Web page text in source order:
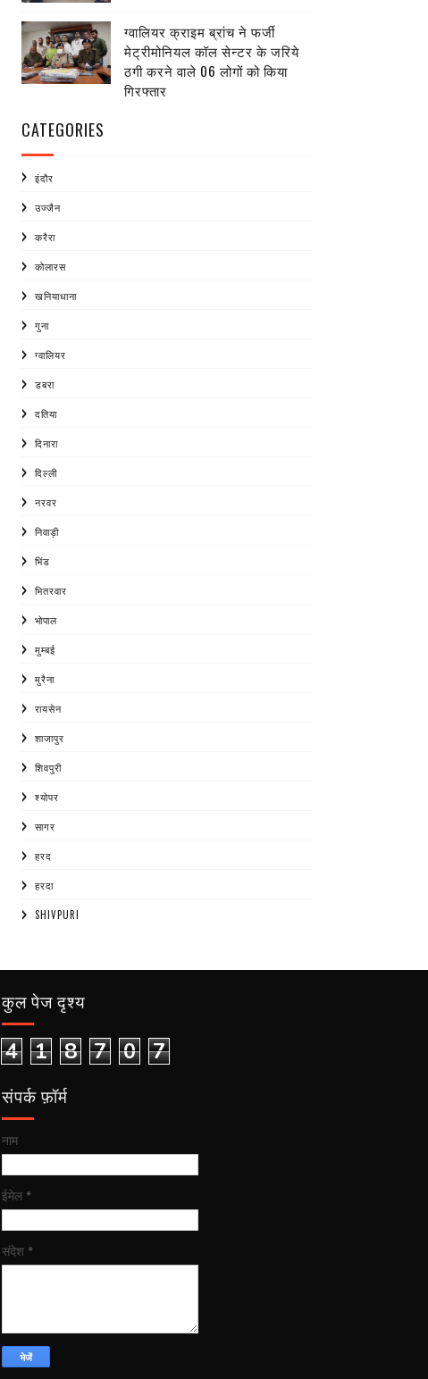
ग्वालियर क्राइम ब्रांच ने फर्जी
मेट्रीमोनियल कॉल सेन्टर के जरिये
ठगी करने वाले 06 लोगों को किया
गिरफ्तार
CATEGORIES
इंदौर
उज्जैन
करैरा
कोलारस
खनियाधाना
गुना
ग्वालियर
डबरा
दतिया
दिनारा
दिल्ली
नरवर
निवाड़ी
भिंड
भितरवार
भोपाल
मुम्बई
मुरैना
रायसेन
शाजापुर
शिवपुरी
श्योपर
सागर
हरद
हरदा
SHIVPURI
कुल पेज दृश्य
4 1 8 7 0 7
संपर्क फ़ॉर्म
नाम
ईमेल *
संदेश *